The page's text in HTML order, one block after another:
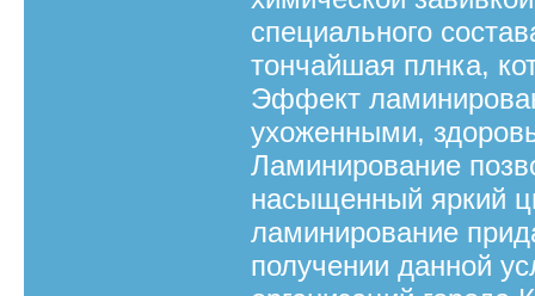
специального
тончайшая плнка,
Эффект
ухоженными,
Ламинирование
насыщенный яркий
ламинирование
получении данной